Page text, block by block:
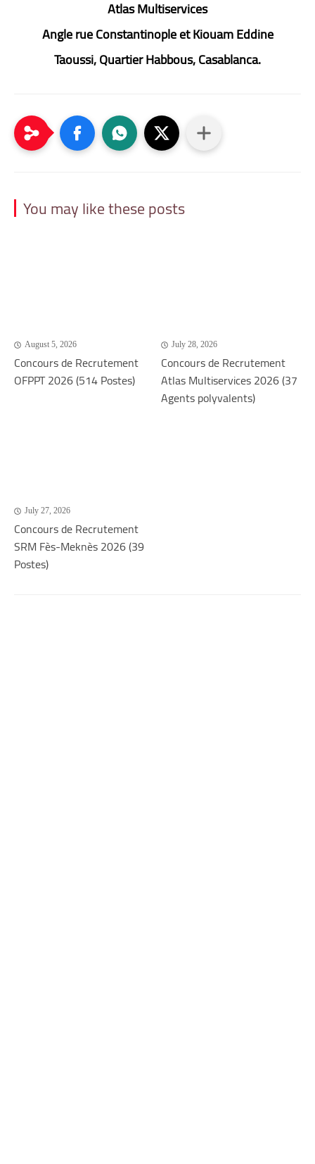
Atlas Multiservices
Angle rue Constantinople et Kiouam Eddine
Taoussi, Quartier Habbous, Casablanca.
You may like these posts
August 5, 2026
Concours de Recrutement
OFPPT 2026 (514 Postes)
July 28, 2026
Concours de Recrutement
Atlas Multiservices 2026 (37
Agents polyvalents)
July 27, 2026
Concours de Recrutement
SRM Fès-Meknès 2026 (39
Postes)